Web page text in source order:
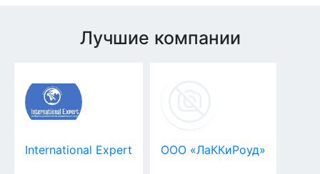
Лучшие компании
International Expert ООО «ЛаККиРоуд»